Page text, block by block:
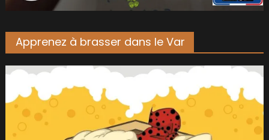
Apprenez à brasser dans le Var